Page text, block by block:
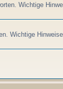
Wichtige
Wichtige